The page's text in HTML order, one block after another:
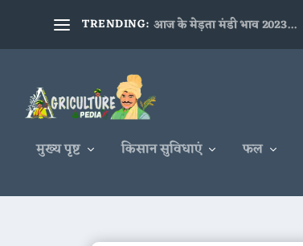
TRENDING: आज के मेड़ता मंडी भाव 2023...
मुख्य पृष्ट किसान सुविधाएं फल